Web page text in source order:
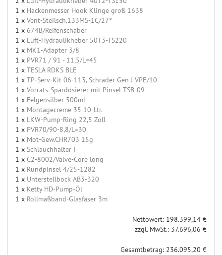
1 x Hackenmesser Hook Klinge groß 1638
1 x Vent-Steilsch.133MS-1C/27°
1 x 674B/Reifenschaber
1 x Luft-Hydraulikheber 50T3-TS220
1 x MK1-Adapter 3/8
1 x PVR71 / 91 - 11,5/L=45
1 x TESLA RDKS BLE
1 x TP-Serv-Kit 06-113, Schrader Gen J VPE/10
1 x Vorrats-Spardosierer mit Pinsel TSB-09
1 x Felgensilber 500ml
1 x Montagecreme 35 10-Ltr.
1 x LKW-Pump-Ring 22,5 Zoll
1 x PVR70/90-8,8/L=30
1 x Mot-Gew.CHR703 15g
1 x Schlauchhalter I
1 x C2-8002/Valve-Core long
1 x Rundpinsel 4/25-1282
1 x Unterstellbock AB3-320
1 x Ketty HD-Pump-Öl
1 x Rollmaßband-Glasfaser 3m
Nettowert: 198.399,14 €
zzgl. MwSt.: 37.696,06 €
Gesamtbetrag: 236.095,20 €